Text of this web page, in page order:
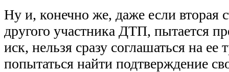
Ну и, конечно же, даже если
другого участника ДТП, пытается
иск, нельзя сразу соглашаться на ее
попытаться найти подтверждение